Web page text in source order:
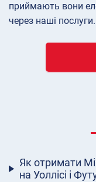
приймають вони
через наші послуги.
Як отримати
на Уоллісі і